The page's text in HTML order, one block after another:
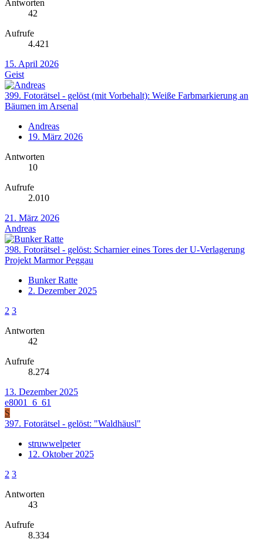
Antworten
42
Aufrufe
4.421
15. April 2026
Geist
399. Fotorätsel - gelöst (mit Vorbehalt): Weiße Farbmarkierung an
Bäumen im Arsenal
Andreas
19. März 2026
Antworten
10
Aufrufe
2.010
21. März 2026
Andreas
398. Fotorätsel - gelöst: Scharnier eines Tores der U-Verlagerung
Projekt Marmor Peggau
Bunker Ratte
2. Dezember 2025
2 3
Antworten
42
Aufrufe
8.274
13. Dezember 2025
e8001_6_61
S
397. Fotorätsel - gelöst: "Waldhäusl"
struwwelpeter
12. Oktober 2025
2 3
Antworten
43
Aufrufe
8.334